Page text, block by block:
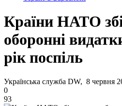
Країни НАТО
оборонні
рік поспіль
Українська служба DW, 8 червня
0
93